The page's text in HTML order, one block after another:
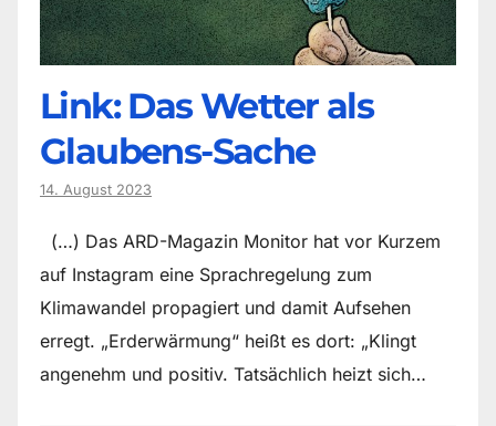
Link: Das Wetter als
Glaubens-Sache
14. August 2023
(…) Das ARD-Magazin Monitor hat vor Kurzem
auf Instagram eine Sprachregelung zum
Klimawandel propagiert und damit Aufsehen
erregt. „Erderwärmung“ heißt es dort: „Klingt
angenehm und positiv. Tatsächlich heizt sich…